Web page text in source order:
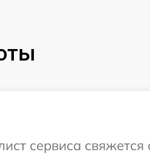
сервиса